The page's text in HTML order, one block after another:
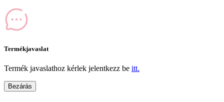
Termékjavaslat
Termék javaslathoz kérlek jelentkezz be itt.
Bezárás